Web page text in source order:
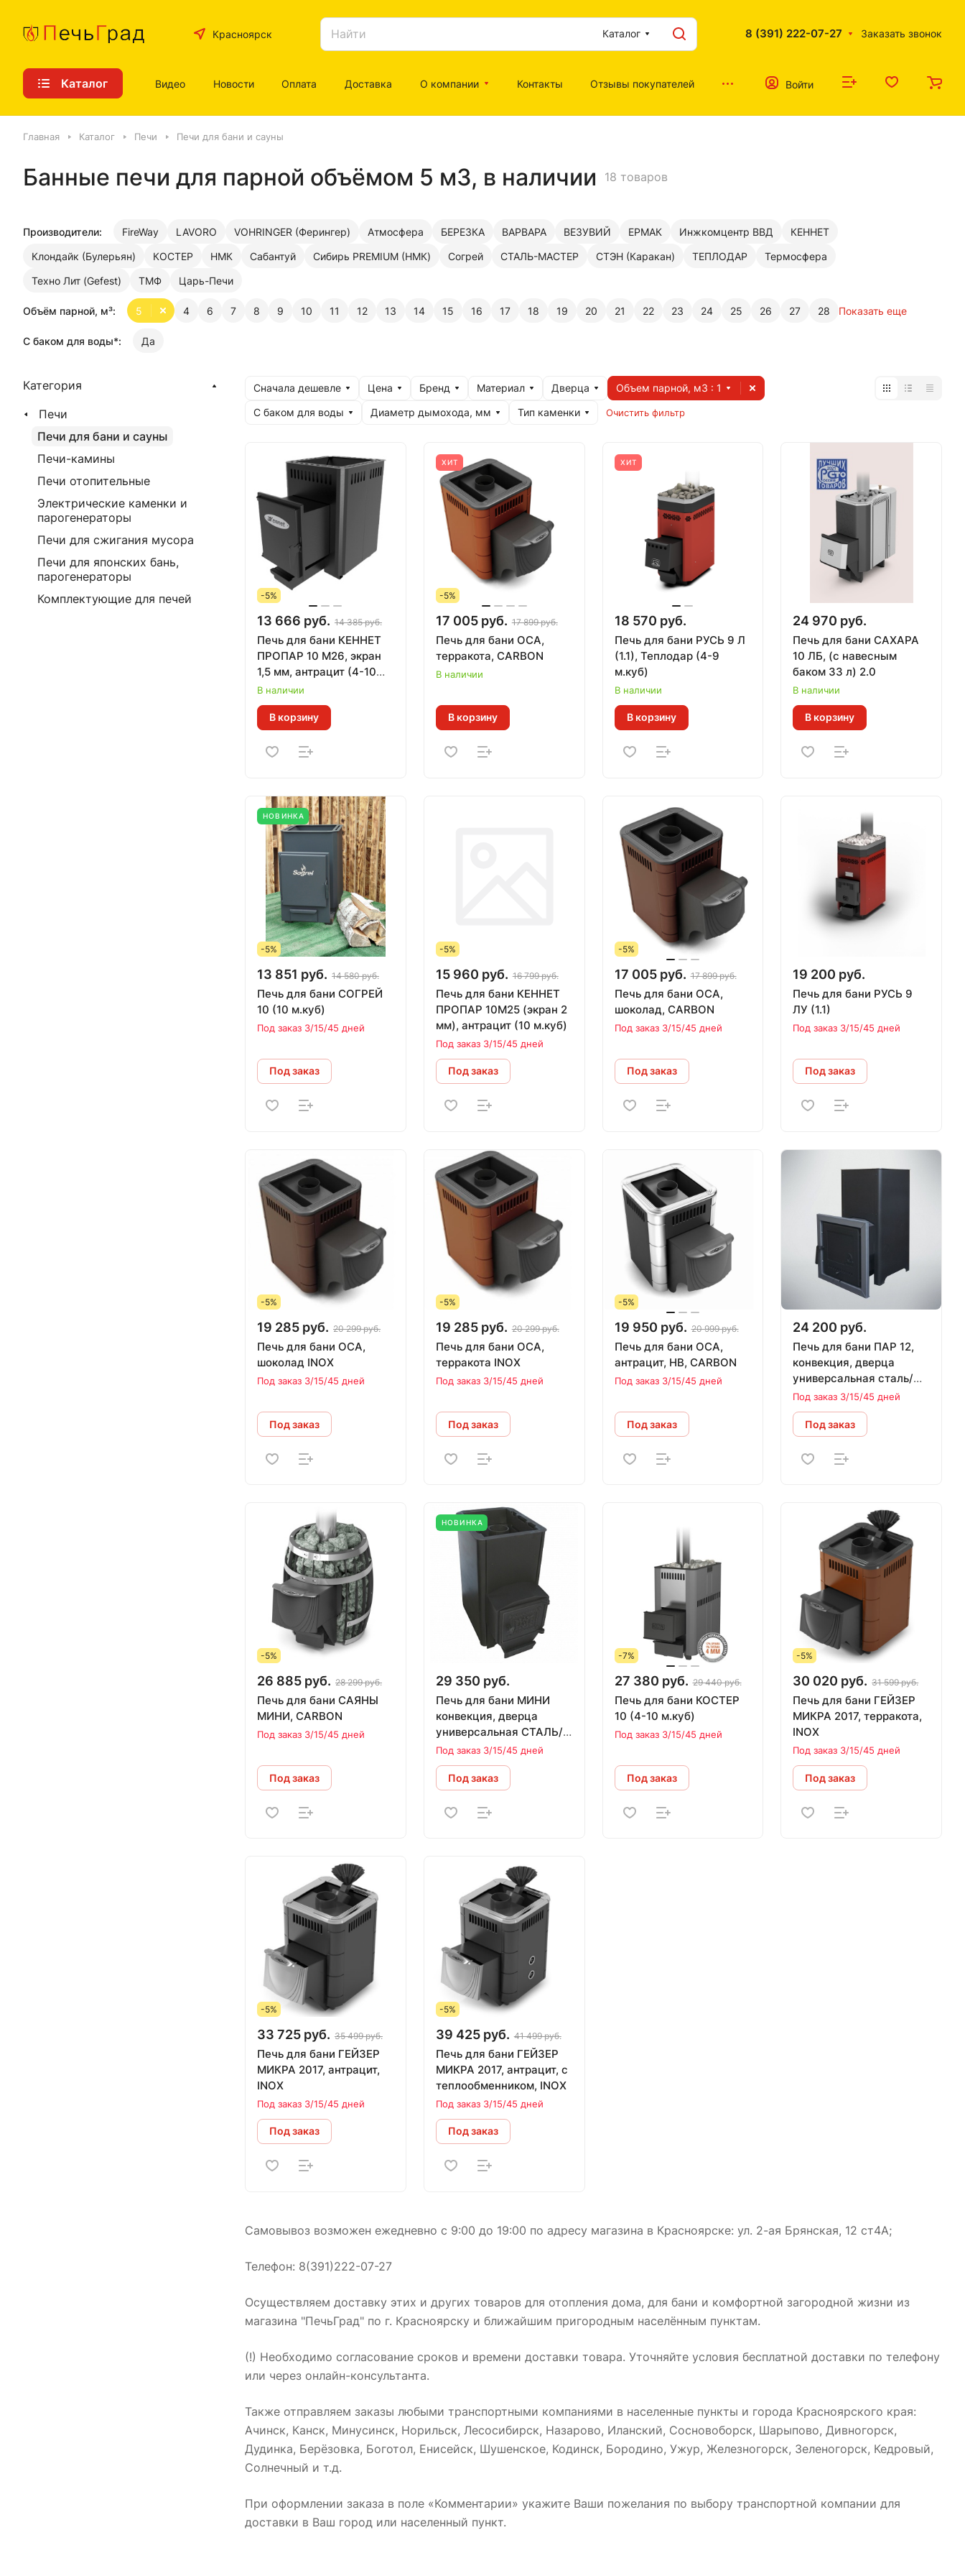
Красноярск Каталог 8 (391) 222-07-27 Заказать звонок
Каталог Видео Новости Оплата Доставка О компании Контакты Отзывы покупателей Войти
Главная Каталог Печи Печи для бани и сауны
Банные печи для парной объёмом 5 м3, в наличии 18 товаров
Производители: FireWay LAVORO VOHRINGER (Ферингер) Атмосфера БЕРЕЗКА ВАРВАРА ВЕЗУВИЙ ЕРМАК Инжкомцентр ВВД
КЕННЕТ
Клондайк (Булерьян)
КОСТЕР НМК Сабантуй Сибирь PREMIUM (НМК) Согрей СТАЛЬ-МАСТЕР СТЭН (Каракан) ТЕПЛОДАР
Термосфера
Техно Лит (Gefest)
ТМФ Царь-Печи
Объём парной, м³: 4
5 6 7 8 9 10 11 12 13 14 15 16 17 18 19 20 21 22 23 24 25 26 27 28 Показать еще
С баком для воды*: Да
Сначала дешевле Цена Бренд Материал Дверца Объем парной, м3 : 1
С баком для воды
Диаметр дымохода, мм Тип каменки Очистить фильтр
-5%
13 666 руб. 14 385 руб.
Печь для бани КЕННЕТ
ПРОПАР 10 М26, экран
1,5 мм, антрацит (4-10
м.куб)
В наличии
В корзину
ХИТ
-5%
17 005 руб. 17 899 руб.
Печь для бани ОСА,
терракота, CARBON
В наличии
В корзину
ХИТ
18 570 руб.
Печь для бани РУСЬ 9 Л
(1.1), Теплодар (4-9
м.куб)
В наличии
В корзину
24 970 руб.
Печь для бани САХАРА
10 ЛБ, (с навесным
баком 33 л) 2.0
В наличии
В корзину
НОВИНКА
-5%
13 851 руб. 14 580 руб.
Печь для бани СОГРЕЙ
10 (10 м.куб)
Под заказ 3/15/45 дней
Под заказ
-5%
15 960 руб. 16 799 руб.
Печь для бани КЕННЕТ
ПРОПАР 10М25 (экран 2
мм), антрацит (10 м.куб)
Под заказ 3/15/45 дней
Под заказ
-5%
17 005 руб. 17 899 руб.
Печь для бани ОСА,
шоколад, CARBON
Под заказ 3/15/45 дней
Под заказ
19 200 руб.
Печь для бани РУСЬ 9
ЛУ (1.1)
Под заказ 3/15/45 дней
Под заказ
-5%
19 285 руб. 20 299 руб.
Печь для бани ОСА,
шоколад INOX
Под заказ 3/15/45 дней
Под заказ
-5%
19 285 руб. 20 299 руб.
Печь для бани ОСА,
терракота INOX
Под заказ 3/15/45 дней
Под заказ
-5%
19 950 руб. 20 999 руб.
Печь для бани ОСА,
антрацит, НВ, CARBON
Под заказ 3/15/45 дней
Под заказ
24 200 руб.
Печь для бани ПАР 12,
конвекция, дверца
универсальная сталь/
стекло (до 12 м.куб)
Под заказ 3/15/45 дней
Под заказ
-5%
26 885 руб. 28 299 руб.
Печь для бани САЯНЫ
МИНИ, CARBON
Под заказ 3/15/45 дней
Под заказ
НОВИНКА
29 350 руб.
Печь для бани МИНИ
конвекция, дверца
универсальная СТАЛЬ/
СТЕКЛО (12 м.куб)
Под заказ 3/15/45 дней
Под заказ
-7%
27 380 руб. 29 440 руб.
Печь для бани КОСТЕР
10 (4-10 м.куб)
Под заказ 3/15/45 дней
Под заказ
-5%
30 020 руб. 31 599 руб.
Печь для бани ГЕЙЗЕР
МИКРА 2017, терракота,
INOX
Под заказ 3/15/45 дней
Под заказ
-5%
33 725 руб. 35 499 руб.
Печь для бани ГЕЙЗЕР
МИКРА 2017, антрацит,
INOX
Под заказ 3/15/45 дней
Под заказ
-5%
39 425 руб. 41 499 руб.
Печь для бани ГЕЙЗЕР
МИКРА 2017, антрацит, с
теплообменником, INOX
Под заказ 3/15/45 дней
Под заказ
Самовывоз возможен ежедневно с 9:00 до 19:00 по адресу магазина в Красноярске: ул. 2-ая Брянская, 12 ст4А;
Телефон: 8(391)222-07-27
Осуществляем доставку этих и других товаров для отопления дома, для бани и комфортной загородной жизни из
магазина "ПечьГрад" по г. Красноярску и ближайшим пригородным населённым пунктам.
(!) Необходимо согласование сроков и времени доставки товара. Уточняйте условия бесплатной доставки по телефону
или через онлайн-консультанта.
Также отправляем заказы любыми транспортными компаниями в населенные пункты и города Красноярского края:
Ачинск, Канск, Минусинск, Норильск, Лесосибирск, Назарово, Иланский, Сосновоборск, Шарыпово, Дивногорск,
Дудинка, Берёзовка, Боготол, Енисейск, Шушенское, Кодинск, Бородино, Ужур, Железногорск, Зеленогорск, Кедровый,
Солнечный и т.д.
При оформлении заказа в поле «Комментарии» укажите Ваши пожелания по выбору транспортной компании для
доставки в Ваш город или населенный пункт.
Категория
Печи
Печи для бани и сауны
Печи-камины
Печи отопительные
Электрические каменки и
парогенераторы
Печи для сжигания мусора
Печи для японских бань,
парогенераторы
Комплектующие для печей